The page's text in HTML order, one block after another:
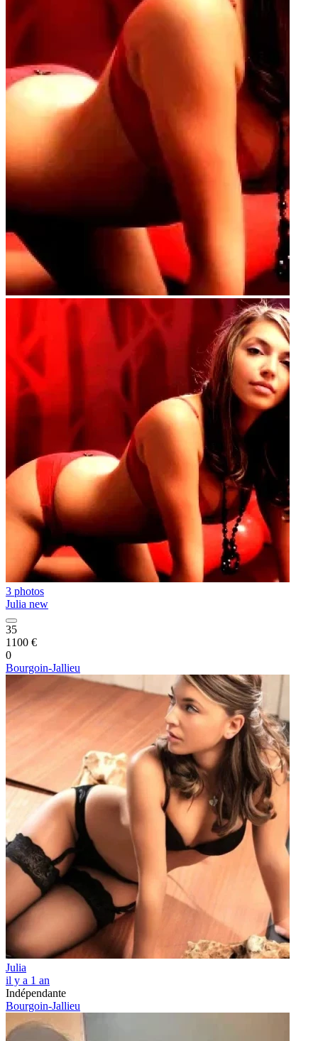
3 photos
Julia new
35
1100 €
0
Bourgoin-Jallieu
Julia
il y a 1 an
Indépendante
Bourgoin-Jallieu